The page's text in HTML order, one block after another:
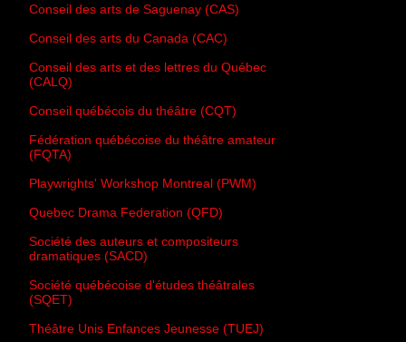
Conseil des arts de Saguenay (CAS)
Conseil des arts du Canada (CAC)
Conseil des arts et des lettres du Québec
(CALQ)
Conseil québécois du théâtre (CQT)
Fédération québécoise du théâtre amateur
(FQTA)
Playwrights' Workshop Montreal (PWM)
Quebec Drama Federation (QFD)
Société des auteurs et compositeurs
dramatiques (SACD)
Société québécoise d'études théâtrales
(SQET)
Théâtre Unis Enfances Jeunesse (TUEJ)